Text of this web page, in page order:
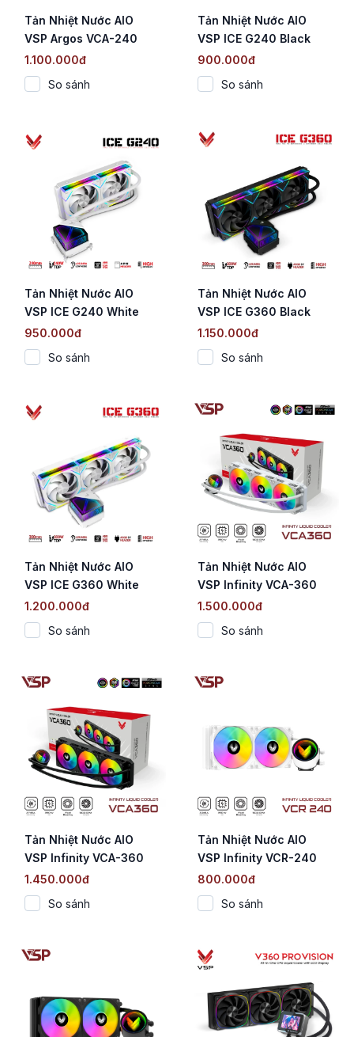
Tản Nhiệt Nước AIO
VSP Argos VCA-240
Đen (Màn hình nhiệt độ
/ ARGB / TDP 250W)
1.100.000đ
So sánh
Tản Nhiệt Nước AIO
VSP ICE G240 Black
(RGB / 240mm / TDP
240W)
900.000đ
So sánh
Tản Nhiệt Nước AIO
VSP ICE G240 White
(ARGB / 240mm / TDP
240W)
950.000đ
So sánh
Tản Nhiệt Nước AIO
VSP ICE G360 Black
(ARGB / 360mm / TDP
300W)
1.150.000đ
So sánh
Tản Nhiệt Nước AIO
VSP ICE G360 White
(ARGB / 360mm / TDP
300W)
1.200.000đ
So sánh
Tản Nhiệt Nước AIO
VSP Infinity VCA-360
Trắng (Gương vô cực /
ARGB / 360mm / TDP
280W)
1.500.000đ
So sánh
Tản Nhiệt Nước AIO
VSP Infinity VCA-360
Đen (Gương vô cực /
ARGB / 360mm / TDP
280W)
1.450.000đ
So sánh
Tản Nhiệt Nước AIO
VSP Infinity VCR-240
White (Gương vô cực /
TDP 250W)
800.000đ
So sánh